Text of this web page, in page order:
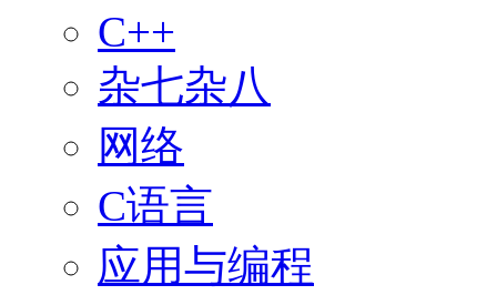
C++
杂七杂八
网络
C语言
应用与编程